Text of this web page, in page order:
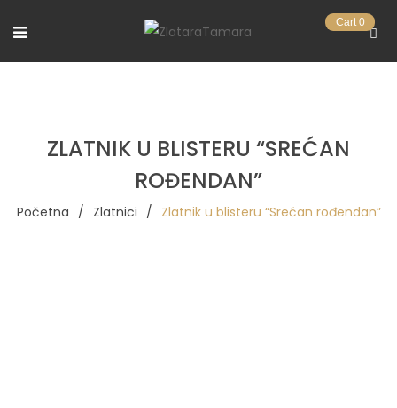
Cart 0
ZLATNIK U BLISTERU “SREĆAN
ROĐENDAN”
Početna / Zlatnici / Zlatnik u blisteru “Srećan rođendan”